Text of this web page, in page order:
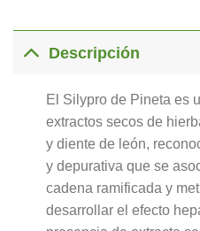
Descripción
El Silypro de Pineta es
extractos secos de
y diente de león,
y depurativa que se
cadena ramificada y
desarrollar el efecto